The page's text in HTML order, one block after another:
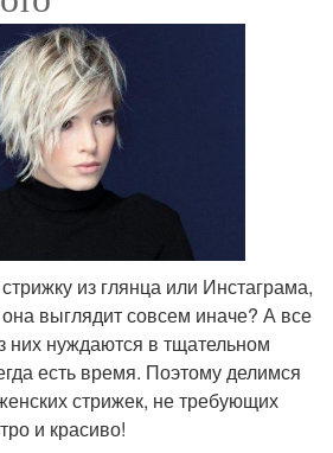
из глянца или Инстаграма,
выглядит совсем иначе? А все
них нуждаются в тщательном
есть время. Поэтому делимся
стрижек, не требующих
и красиво!